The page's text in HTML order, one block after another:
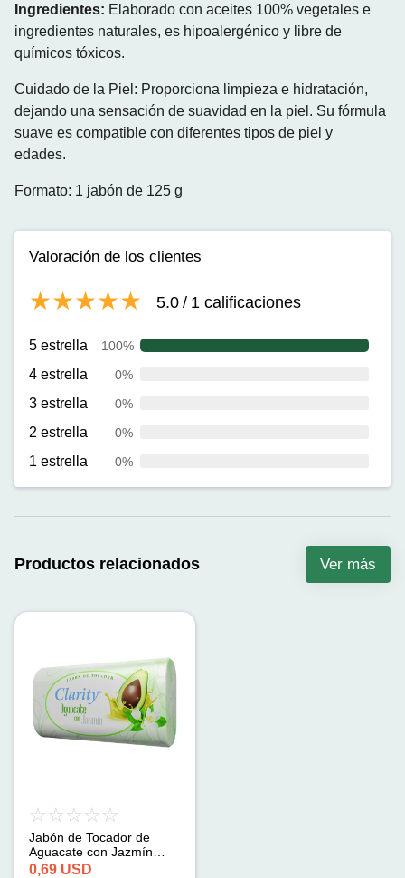
Ingredientes: Elaborado con aceites 100% vegetales e
ingredientes naturales, es hipoalergénico y libre de
químicos tóxicos.
Cuidado de la Piel: Proporciona limpieza e hidratación,
dejando una sensación de suavidad en la piel. Su fórmula
suave es compatible con diferentes tipos de piel y
edades.
Formato: 1 jabón de 125 g
Valoración de los clientes
5.0 / 1 calificaciones
5 estrella 100%
4 estrella 0%
3 estrella 0%
2 estrella 0%
1 estrella 0%
Productos relacionados Ver más
Jabón de Tocador de
Aguacate con Jazmín
Clarity (125 g)
0,69 USD